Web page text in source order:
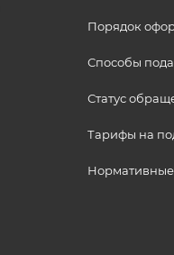
Порядок
Способы
Статус
Тарифы на